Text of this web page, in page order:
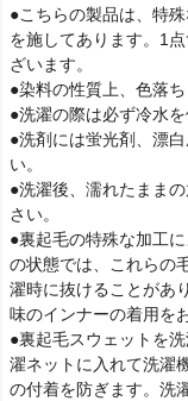
●こちらの製品は、特
を施してあります。1
ざいます。
●染料の性質上、色落
●洗濯の際は必ず冷水を
●洗剤には蛍光剤、漂
い。
●洗濯後、濡れたまま
さい。
●裏起毛の特殊な加工
の状態では、これらの
濯時に抜けることがあ
味のインナーの着用を
●裏起毛スウェットを
濯ネットに入れて洗濯
の付着を防ぎます。洗